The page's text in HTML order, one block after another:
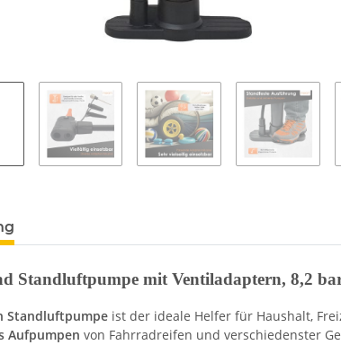
anzeigen
Standluftpumpe mit Ventiladaptern, 8,2
Standluftpumpe ist der ideale Helfer für Haushalt,
Aufpumpen von Fahrradreifen und verschiedenster